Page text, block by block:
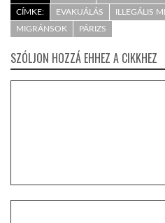
CÍMKE:
EVAKUÁLÁS ILLEGÁLIS
MIGRÁNSOK
PÁRIZS
SZÓLJON HOZZÁ EHHEZ A CIKKHEZ